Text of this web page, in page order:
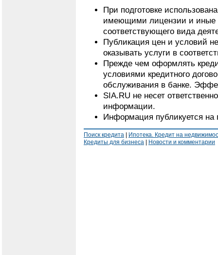
При подготовке
имеющими лицензии и иные
соответствующего вида
Публикация цен и условий
оказывать услуги в
Прежде чем оформлять
условиями кредитного
обслуживания в банке.
SIA.RU не несет
информации.
Информация публикуется на
Поиск кредита
Ипотека. Кредит на
Кредиты для бизнеса
Новости и комментарии